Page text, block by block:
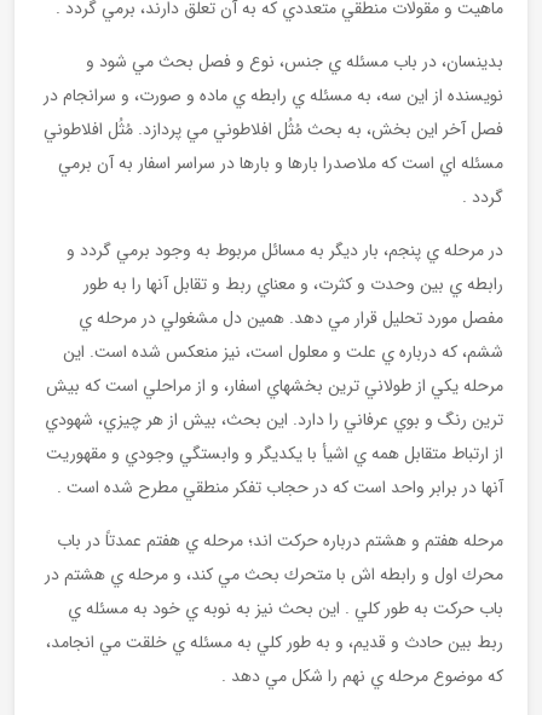
ماهيت و مقولات منطقي متعددي كه به آن تعلق دارند، برمي گردد .
بدينسان، در باب مسئله ي جنس، نوع و فصل بحث مي شود و
نويسنده از اين سه، به مسئله ي رابطه ي ماده و صورت، و سرانجام در
فصل آخر اين بخش، به بحث مُثُل افلاطوني مي پردازد. مُثُل افلاطوني
مسئله اي است كه ملاصدرا بارها و بارها در سراسر اسفار به آن برمي
گردد .
در مرحله ي پنجم، بار ديگر به مسائل مربوط به وجود برمي گردد و
رابطه ي بين وحدت و كثرت، و معناي ربط و تقابل آنها را به طور
مفصل مورد تحليل قرار مي دهد. همين دل مشغولي در مرحله ي
ششم، كه درباره ي علت و معلول است، نيز منعكس شده است. اين
مرحله يكي از طولاني ترين بخشهاي اسفار، و از مراحلي است كه بيش
ترين رنگ و بوي عرفاني را دارد. اين بحث، بيش از هر چيزي، شهودي
از ارتباط متقابل همه ي اشيأ با يكديگر و وابستگي وجودي و مقهوريت
آنها در برابر واحد است كه در حجاب تفكر منطقي مطرح شده است .
مرحله هفتم و هشتم درباره حركت اند؛ مرحله ي هفتم عمدتاً در باب
محرك اول و رابطه اش با متحرك بحث مي كند، و مرحله ي هشتم در
باب حركت به طور كلي . اين بحث نيز به نوبه ي خود به مسئله ي
ربط بين حادث و قديم، و به طور كلي به مسئله ي خلقت مي انجامد،
كه موضوع مرحله ي نهم را شكل مي دهد .